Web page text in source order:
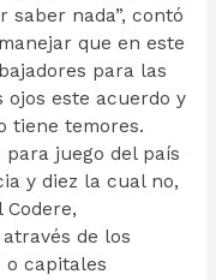
saber nada”, contó
que en este
para las
ojos este acuerdo y
tiene temores.
para juego del país
y diez la cual no,
de los
o capitales